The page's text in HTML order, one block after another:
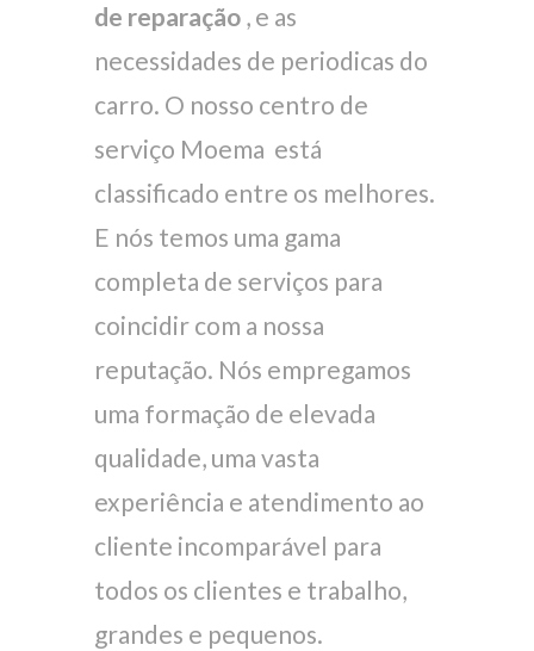
de reparação , e as
necessidades de periodicas do
carro. O nosso centro de
serviço Moema está
classificado entre os melhores.
E nós temos uma gama
completa de serviços para
coincidir com a nossa
reputação. Nós empregamos
uma formação de elevada
qualidade, uma vasta
experiência e atendimento ao
cliente incomparável para
todos os clientes e trabalho,
grandes e pequenos.